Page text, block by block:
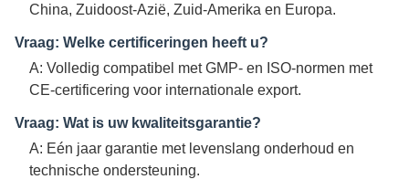
China, Zuidoost-Azië, Zuid-Amerika en Europa.
Vraag: Welke certificeringen heeft u?
A: Volledig compatibel met GMP- en ISO-normen met
CE-certificering voor internationale export.
Vraag: Wat is uw kwaliteitsgarantie?
A: Eén jaar garantie met levenslang onderhoud en
technische ondersteuning.